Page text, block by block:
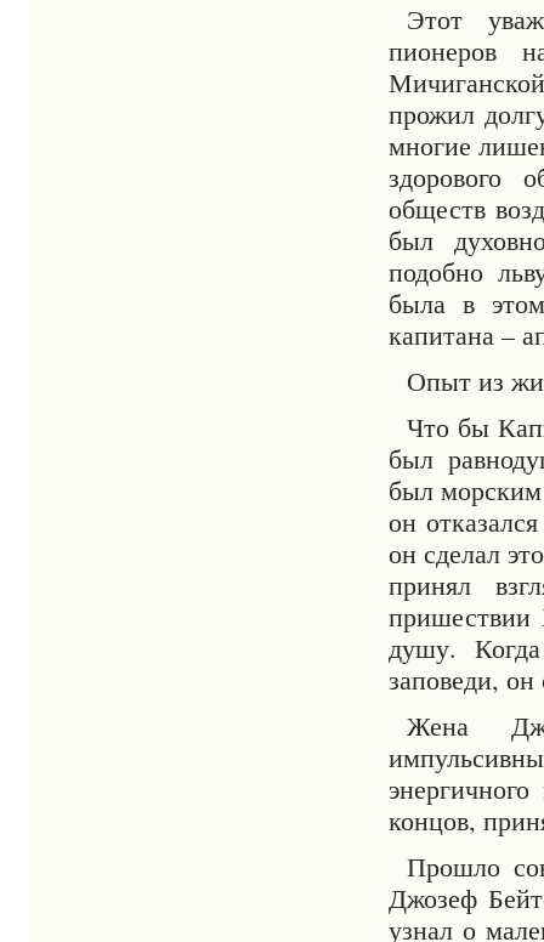
Этот
пионеров
прожил
многие
здорового
обществ
был
подобно
была в
капитана –
Опыт из
Что бы
был
был
он
он сделал
принял
пришествии
душу.
заповеди,
Жена
концов,
Прошло
Джозеф
узнал о